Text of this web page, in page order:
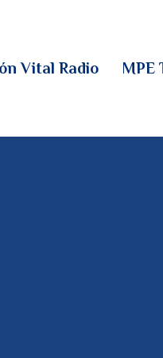
Vital Radio MPE